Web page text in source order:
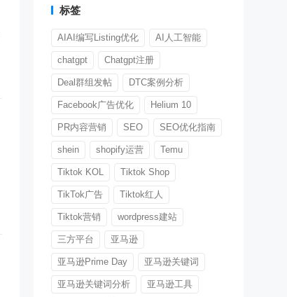
标签
AIAI编写Listing优化 AI人工智能
chatgpt Chatgpt注册
Deal群组发帖 DTC案例分析
Facebook广告优化 Helium 10
PR内容营销 SEO SEO优化指南
shein shopify运营 Temu
Tiktok KOL Tiktok Shop
TikTok广告 Tiktok红人
Tiktok营销 wordpress建站
三方平台 亚马逊
亚马逊Prime Day 亚马逊关键词
亚马逊关键词分析 亚马逊工具